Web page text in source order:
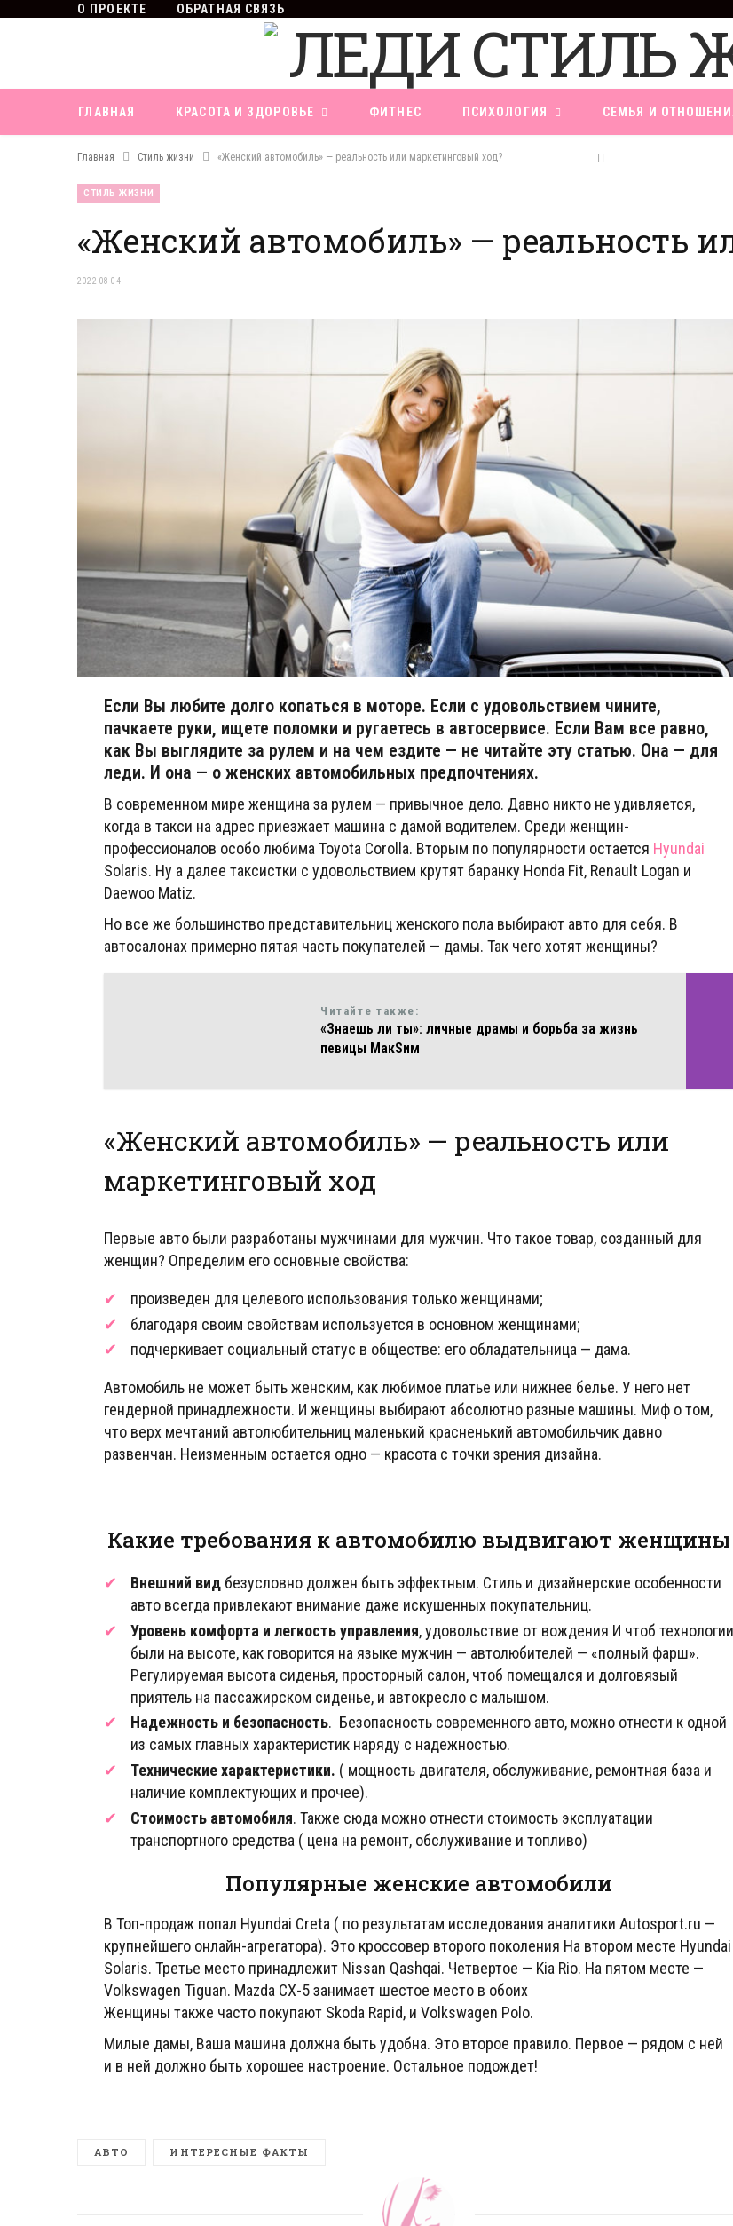
О ПРОЕКТЕ ОБРАТНАЯ СВЯЗЬ
ГЛАВНАЯ КРАСОТА И ЗДОРОВЬЕ ФИТНЕС ПСИХОЛОГИЯ СЕМЬЯ И
Главная Стиль жизни «Женский автомобиль» — реальность или маркетинговый ход?
СТИЛЬ ЖИЗНИ
«Женский автомобиль» — реальность
2022-08-04
Если Вы любите долго копаться в моторе. Если с удовольствием чините,
пачкаете руки, ищете поломки и ругаетесь в автосервисе. Если Вам все равно,
как Вы выглядите за рулем и на чем ездите — не читайте эту статью. Она — для
леди. И она — о женских автомобильных предпочтениях.
В современном мире женщина за рулем — привычное дело. Давно никто не удивляется,
когда в такси на адрес приезжает машина с дамой водителем. Среди женщин-
профессионалов особо любима Toyota Corolla. Вторым по популярности остается Hyundai
Solaris. Ну а далее таксистки с удовольствием крутят баранку Honda Fit, Renault Logan и
Daewoo Matiz.
Но все же большинство представительниц женского пола выбирают авто для себя. В
автосалонах примерно пятая часть покупателей — дамы. Так чего хотят женщины?
Читайте также:
«Знаешь ли ты»: личные драмы и борьба за жизнь
певицы МакSим
«Женский автомобиль» — реальность или
маркетинговый ход
Первые авто были разработаны мужчинами для мужчин. Что такое товар, созданный для
женщин? Определим его основные свойства:
произведен для целевого использования только женщинами;
благодаря своим свойствам используется в основном женщинами;
подчеркивает социальный статус в обществе: его обладательница — дама.
Автомобиль не может быть женским, как любимое платье или нижнее белье. У него нет
гендерной принадлежности. И женщины выбирают абсолютно разные машины. Миф о том,
что верх мечтаний автолюбительниц маленький красненький автомобильчик давно
развенчан. Неизменным остается одно — красота с точки зрения дизайна.
Какие требования к автомобилю выдвигают женщины
Внешний видбезусловно должен быть эффектным. Стиль и дизайнерские особенности
авто всегда привлекают внимание даже искушенных покупательниц.
Уровень комфорта и легкость управления, удовольствие от вождения И чтоб технологии
были на высоте, как говорится на языке мужчин — автолюбителей — «полный фарш».
Регулируемая высота сиденья, просторный салон, чтоб помещался и долговязый
приятель на пассажирском сиденье, и автокресло с малышом.
Надежность и безопасность. Безопасность современного авто, можно отнести к одной
из самых главных характеристик наряду с надежностью.
Технические характеристики. ( мощность двигателя, обслуживание, ремонтная база и
наличие комплектующих и прочее).
Стоимость автомобиля. Также сюда можно отнести стоимость эксплуатации
транспортного средства ( цена на ремонт, обслуживание и топливо)
Популярные женские автомобили
В Топ-продаж попал Hyundai Creta ( по результатам исследования аналитики Autosport.ru —
крупнейшего онлайн-агрегатора). Это кроссовер второго поколения На втором месте Hyundai
Solaris. Третье место принадлежит Nissan Qashqai. Четвертое — Kia Rio. На пятом месте —
Volkswagen Tiguan. Mazda CX-5 занимает шестое место в обоих
Женщины также часто покупают Skoda Rapid, и Volkswagen Polo.
Милые дамы, Ваша машина должна быть удобна. Это второе правило. Первое — рядом с ней
и в ней должно быть хорошее настроение. Остальное подождет!
АВТО ИНТЕРЕСНЫЕ ФАКТЫ